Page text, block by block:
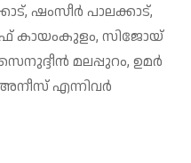
ഷംസീര്‍ പാലക്കാട്,
കായംകുളം, സിജോയ്
മലപ്പുറം, ഉമര്‍
എന്നിവര്‍